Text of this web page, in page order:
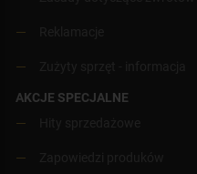
AKCJE SPECJALNE